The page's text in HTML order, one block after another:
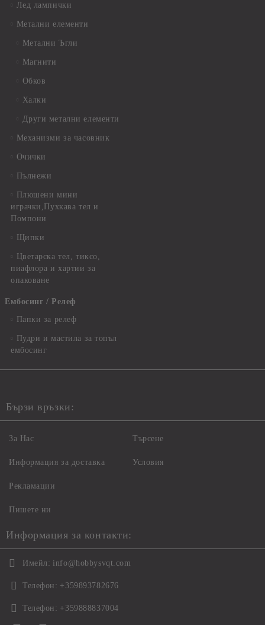
Лед лампички
Метални елементи
Метални Ъгли
Магнити
Обков
Халки
Други метални елементи
Механизми за часовник
Очички
Пълнежи
Плюшени мини
играчки,Пухкава тел и
Помпони
Щипки
Цветарска тел, тиксо,
пиафлора и хартии за
опаковане
Ембосинг / Релеф
Папки за релеф
Пудри и мастила за топъл
ембосинг
Бързи връзки:
За Нас
Информация за доставка
Рекламации
Пишете ни
Търсене
Условия
Информация за контакти:
Имейл: info@hobbysvqt.com
Телефон: +359893782676
Телефон: +359888837004